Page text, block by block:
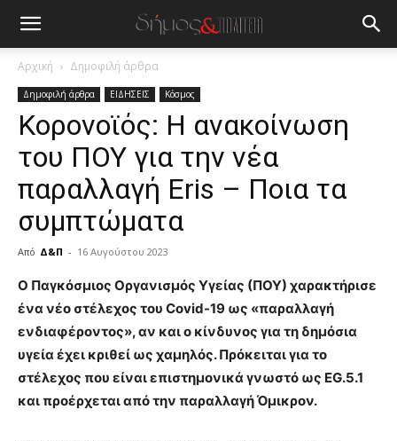
Αρχική Δημοφιλή άρθρα
Δημοφιλή άρθρα ΕΙΔΗΣΕΙΣ Κόσμος
Κορονοϊός: Η ανακοίνωση
του ΠΟΥ για την νέα
παραλλαγή Eris – Ποια τα
συμπτώματα
Από Δ&Π - 16 Αυγούστου 2023
blonde
lesbians
hot
cam
show.desi
xxx
Ο Παγκόσμιος Οργανισμός Υγείας (ΠΟΥ) χαρακτήρισε
ένα νέο στέλεχος του Covid-19 ως «παραλλαγή
ενδιαφέροντος», αν και ο κίνδυνος για τη δημόσια
υγεία έχει κριθεί ως χαμηλός. Πρόκειται για το
στέλεχος που είναι επιστημονικά γνωστό ως EG.5.1
και προέρχεται από την παραλλαγή Όμικρον.